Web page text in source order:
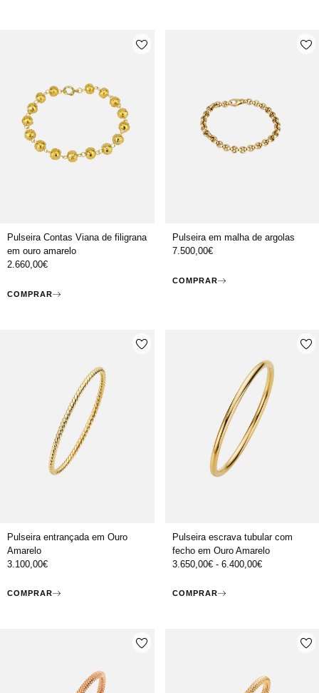
Pulseira Contas Viana de filigrana
em ouro amarelo
2.660,00€
COMPRAR
Pulseira em malha de argolas
7.500,00€
COMPRAR
Pulseira entrançada em Ouro
Amarelo
3.100,00€
COMPRAR
Pulseira escrava tubular com
fecho em Ouro Amarelo
3.650,00€- 6.400,00€
COMPRAR